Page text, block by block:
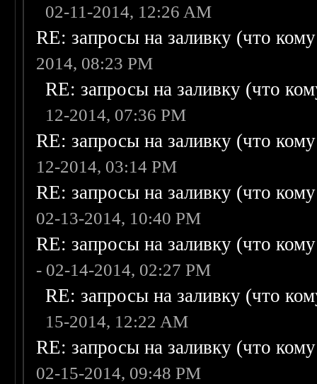
02-11-2014, 12:26 AM
RE: запросы на заливку (что
2014, 08:23 PM
RE: запросы на заливку (что
12-2014, 07:36 PM
RE: запросы на заливку (что
12-2014, 03:14 PM
RE: запросы на заливку (что
02-13-2014, 10:40 PM
RE: запросы на заливку (что
- 02-14-2014, 02:27 PM
RE: запросы на заливку (что
15-2014, 12:22 AM
RE: запросы на заливку (что
02-15-2014, 09:48 PM